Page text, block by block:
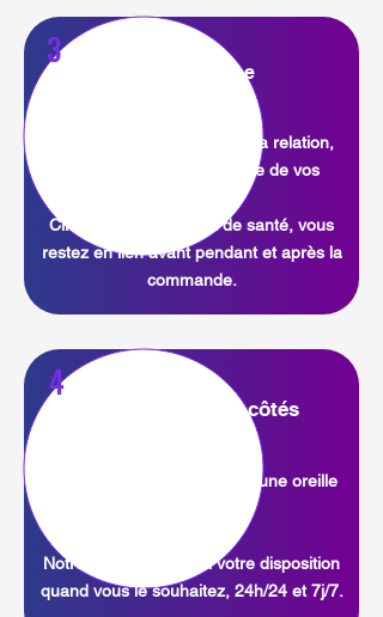
3
Tchat en ligne
Grâce à la digitalisation de la relation,
vous serez au plus proche de vos
Client et professionnel de santé, vous
restez en lien avant pendant et après la
commande.
4
Toujours à vos côtés
Une question, un besoin ou une oreille
Notre assistance est à votre disposition
quand vous le souhaitez, 24h/24 et 7j/7.